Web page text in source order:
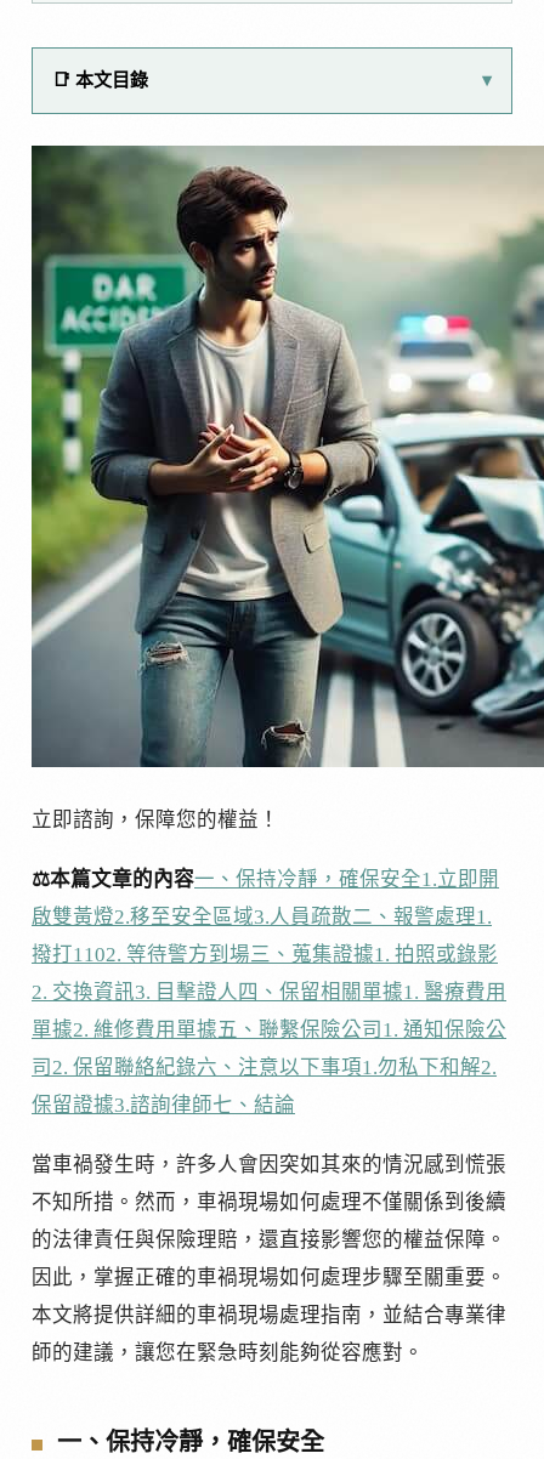
📑 本文目錄
立即諮詢，保障您的權益！
⚖️本篇文章的內容一、保持冷靜，確保安全1.立即開
啟雙黃燈2.移至安全區域3.人員疏散二、報警處理1.
撥打1102. 等待警方到場三、蒐集證據1. 拍照或錄影
2. 交換資訊3. 目擊證人四、保留相關單據1. 醫療費用
單據2. 維修費用單據五、聯繫保險公司 1. 通知保險公
司 2. 保留聯絡紀錄六、注意以下事項1.勿私下和解2.
保留證據3.諮詢律師七、結論
當車禍發生時，許多人會因突如其來的情況感到慌張
不知所措。然而，車禍現場如何處理不僅關係到後續
的法律責任與保險理賠，還直接影響您的權益保障。
因此，掌握正確的車禍現場如何處理步驟至關重要。
本文將提供詳細的車禍現場處理指南，並結合專業律
師的建議，讓您在緊急時刻能夠從容應對。
一、保持冷靜，確保安全